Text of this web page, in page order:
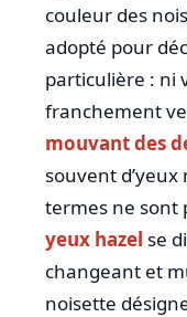
couleur des
adopté pour
particulière : ni
franchement
mouvant des
souvent
termes ne sont
yeux hazel se
changeant et
noisette